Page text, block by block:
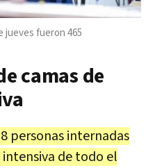
jueves fueron 465
camas de
personas internadas
de todo el